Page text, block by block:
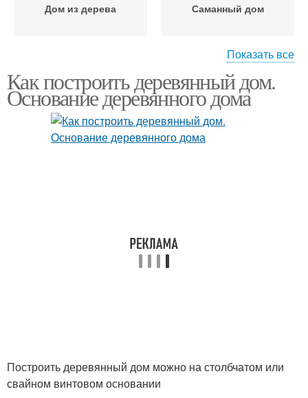
Дом из дерева Саманный дом
доме
Ремонт в сельском
доме
Показать все
Как построить деревянный дом.
Основание деревянного дома
Построить деревянный дом можно на столбчатом или
свайном винтовом основании